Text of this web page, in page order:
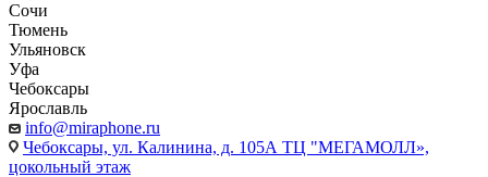
Сочи
Тюмень
Ульяновск
Уфа
Чебоксары
Ярославль
info@miraphone.ru
Чебоксары, ул. Калинина, д. 105А ТЦ "МЕГАМОЛЛ»,
цокольный этаж